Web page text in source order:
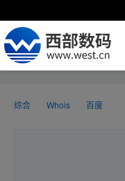
综合 Whois 百度